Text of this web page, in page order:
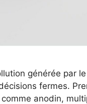
générée par
fermes.
anodin,